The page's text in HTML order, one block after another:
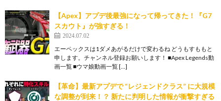
【Apex】アプデ後最強になって帰ってきた！『G7
スカウト』が強すぎる！
2024.07.02
エーペックスは1ダメあがるだけで変わるね どうもすももと
申します。チャンネル登録お願いします！ ■Apex Legends動
画一覧 ■ウマ娘動画一覧 […]
【革命】最新アプデで “レジェンドクラス” に大規模
な調整が到来！？ 新たに判明した情報が衝撃すぎる